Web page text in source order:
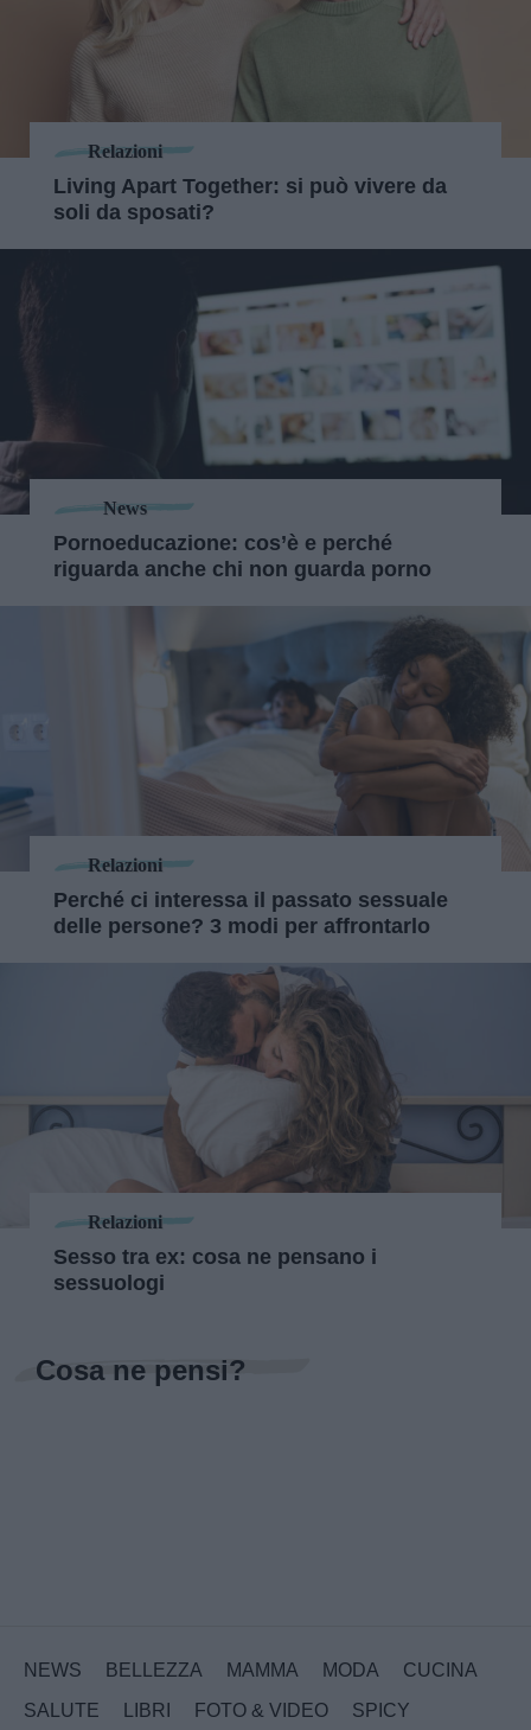
Relazioni
Living Apart Together: si può vivere da
soli da sposati?
News
Pornoeducazione: cos’è e perché
riguarda anche chi non guarda porno
Relazioni
Perché ci interessa il passato sessuale
delle persone? 3 modi per affrontarlo
Relazioni
Sesso tra ex: cosa ne pensano i
sessuologi
Cosa ne pensi?
NEWS BELLEZZA MAMMA MODA
CUCINA
SALUTE
LIBRI FOTO & VIDEO SPICY